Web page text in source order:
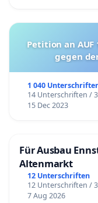
Petition an
gegen
1 040
14 Unterschriften /
15 Dec 2023
Für Ausbau
Altenmarkt
12 Unterschriften
12 Unterschriften /
7 Aug 2026